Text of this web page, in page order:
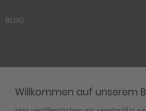
BLOG
Willkommen auf unserem